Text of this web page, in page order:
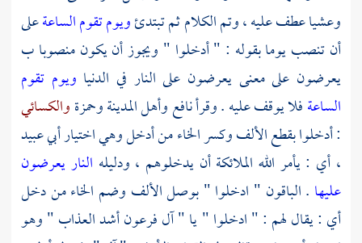
وعشيا عطف عليه ، وتم الكلام ثم تبتدئويوم تقوم الساعةعلى
أن تنصب يوما بقوله : " أدخلوا " ويجوز أن يكون منصوبا ب
يعرضون على معنى يعرضون على النار في الدنيا ويوم تقوم
الساعةفلا يوقف عليه . وقرأنافعوأهلالمدينةوحمزةوالكسائي
: أدخلوا بقطع الألف وكسر الخاء من أدخل وهي اختيارأبي عبيد
، أي : يأمر الله الملائكة أن يدخلوهم ، ودليله النار يعرضون
عليها . الباقون " ادخلوا " بوصل الألف وضم الخاء من دخل
أي : يقال لهم : " ادخلوا " يا "آلفرعونأشد العذاب " وهو